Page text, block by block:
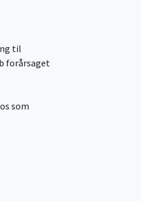
til
forårsaget
som